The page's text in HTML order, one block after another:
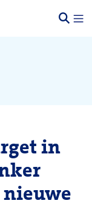
in
nieuwe